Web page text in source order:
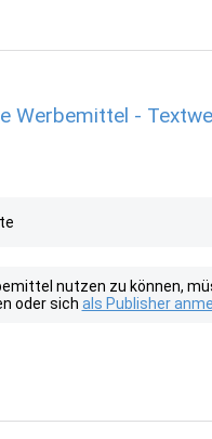
Werbemittel -
nutzen zu können,
oder sich als Publisher